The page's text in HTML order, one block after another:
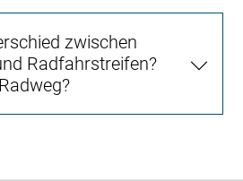
zwischen
Radfahrstreifen?